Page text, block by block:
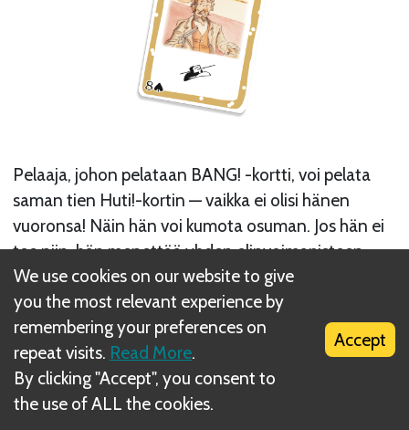
Pelaaja, johon pelataan BANG! -kortti, voi pelata
saman tien Huti!-kortin — vaikka ei olisi hänen
vuoronsa! Näin hän voi kumota osuman. Jos hän ei
tee niin, hän menettää yhden elinvoimapisteen.
(heittää pois yhden luodin). Pois heitetyt luodit
menevät kasaan pöydän keskelle. Pelaaja voi
kumota vain itseensä tähdättyjä laukauksia. BANG!
-kortti heitetään pois, vaikka se olisi kumottu.
Next
We use cookies on our website to give
you the most relevant experience by
remembering your preferences on
repeat visits. Read More.
By clicking "Accept", you consent to
the use of ALL the cookies.
Accept